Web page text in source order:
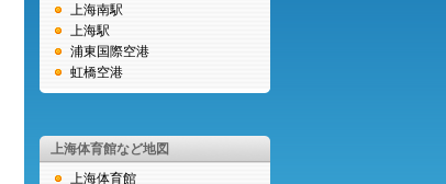
上海南駅
上海駅
浦東国際空港
虹橋空港
上海体育館など地図
上海体育館